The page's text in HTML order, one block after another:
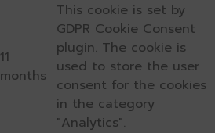
11
months
This cookie is set by
GDPR Cookie Consent
plugin. The cookie is
used to store the user
consent for the cookies
in the category
"Analytics".